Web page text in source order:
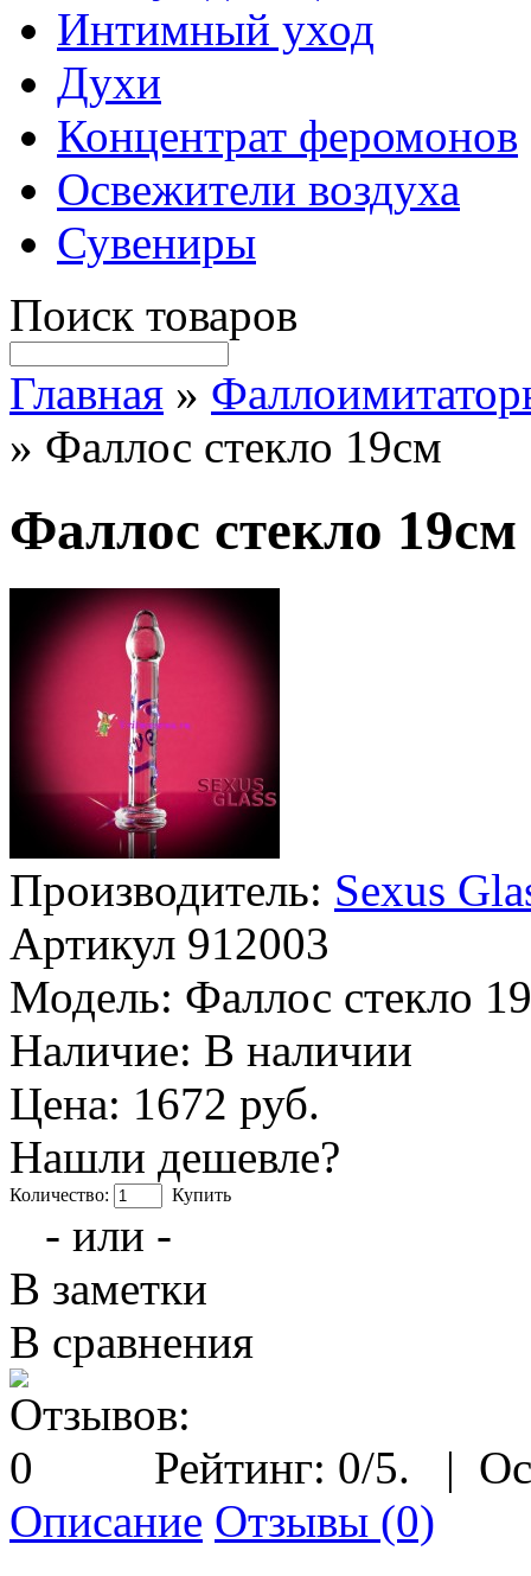
Интимный уход
Духи
Концентрат феромонов
Освежители воздуха
Сувениры
Поиск товаров
Главная »
» Фаллос стекло 19см
Фаллос стекло 19см
Производитель: Sexus
Артикул 912003
Модель: Фаллос стекло
Наличие: В наличии
Цена: 1672 руб.
Нашли дешевле?
Количество: Купить
- или -
В заметки
В сравнения
Рейтинг: 0/5. |
Описание Отзывы (0)